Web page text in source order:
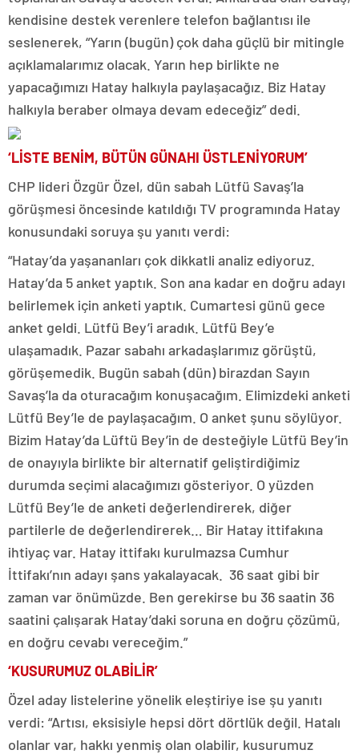
kendisine destek verenlere telefon bağlantısı ile
seslenerek, “Yarın (bugün) çok daha güçlü bir mitingle
açıklamalarımız olacak. Yarın hep birlikte ne
yapacağımızı Hatay halkıyla paylaşacağız. Biz Hatay
halkıyla beraber olmaya devam edeceğiz” dedi.
‘LİSTE BENİM, BÜTÜN GÜNAHI ÜSTLENİYORUM’
CHP lideri Özgür Özel, dün sabah Lütfü Savaş’la
görüşmesi öncesinde katıldığı TV programında Hatay
konusundaki soruya şu yanıtı verdi:
“Hatay’da yaşananları çok dikkatli analiz ediyoruz.
Hatay’da 5 anket yaptık. Son ana kadar en doğru adayı
belirlemek için anketi yaptık. Cumartesi günü gece
anket geldi. Lütfü Bey’i aradık. Lütfü Bey’e
ulaşamadık. Pazar sabahı arkadaşlarımız görüştü,
görüşemedik. Bugün sabah (dün) birazdan Sayın
Savaş’la da oturacağım konuşacağım. Elimizdeki anketi
Lütfü Bey’le de paylaşacağım. O anket şunu söylüyor.
Bizim Hatay’da Lüftü Bey’in de desteğiyle Lütfü Bey’in
de onayıyla birlikte bir alternatif geliştirdiğimiz
durumda seçimi alacağımızı gösteriyor. O yüzden
Lütfü Bey’le de anketi değerlendirerek, diğer
partilerle de değerlendirerek… Bir Hatay ittifakına
ihtiyaç var. Hatay ittifakı kurulmazsa Cumhur
İttifakı’nın adayı şans yakalayacak. 36 saat gibi bir
zaman var önümüzde. Ben gerekirse bu 36 saatin 36
saatini çalışarak Hatay’daki soruna en doğru çözümü,
en doğru cevabı vereceğim.”
‘KUSURUMUZ OLABİLİR’
Özel aday listelerine yönelik eleştiriye ise şu yanıtı
verdi: “Artısı, eksisiyle hepsi dört dörtlük değil. Hatalı
olanlar var, hakkı yenmiş olan olabilir, kusurumuz